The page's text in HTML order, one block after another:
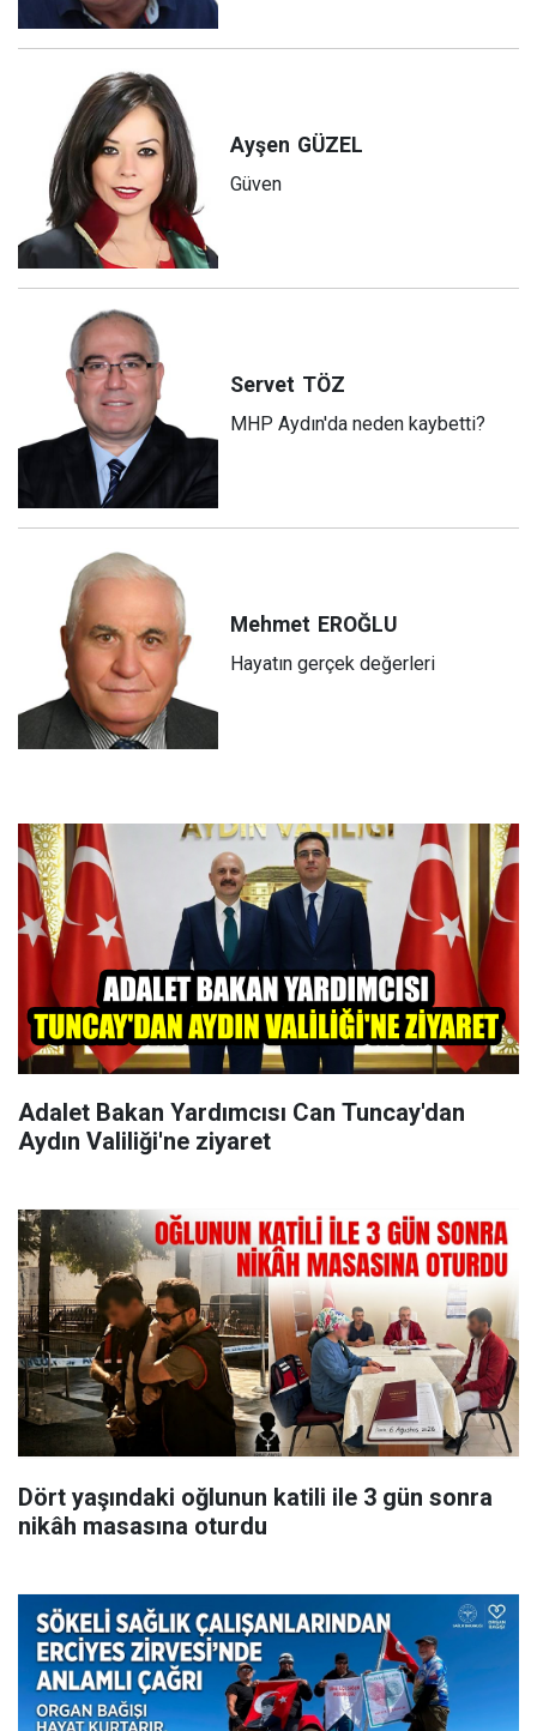
Ayşen GÜZEL
Güven
Servet TÖZ
MHP Aydın'da neden kaybetti?
Mehmet EROĞLU
Hayatın gerçek değerleri
Adalet Bakan Yardımcısı Can Tuncay'dan
Aydın Valiliği'ne ziyaret
Dört yaşındaki oğlunun katili ile 3 gün sonra
nikâh masasına oturdu